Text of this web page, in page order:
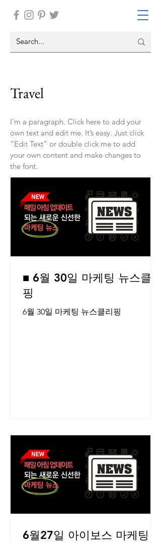
Travel
I'm a paragraph. Click here to add your
own text and edit me. It’s easy. Just click
“Edit Text” or double click me to add
your own content and make changes to
the font.
■ 6월 30일 마케팅 뉴스클리
핑
6월 30일 마케팅 뉴스클리핑
6월27일 아이보스 마케팅